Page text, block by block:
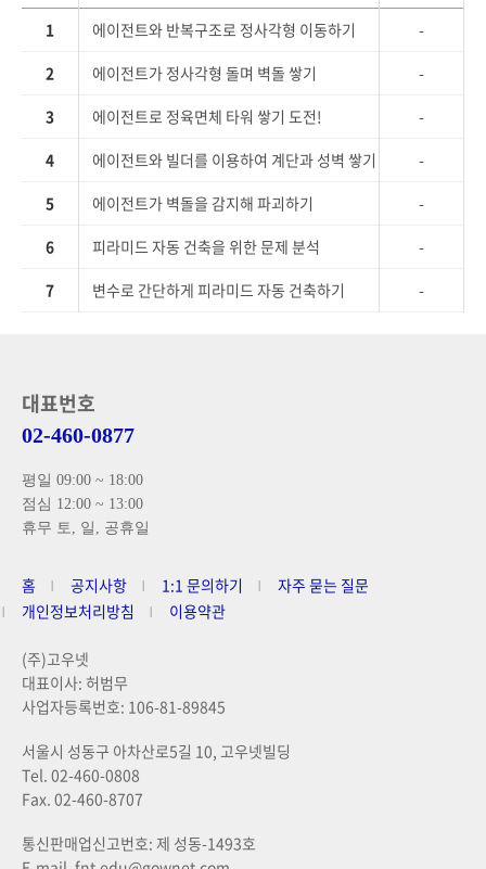
1 에이전트와 반복구조로 정사각형 이동하기
-
2
에이전트가 정사각형 돌며 벽돌 쌓기
-
3
에이전트로 정육면체 타워 쌓기 도전!
-
4
에이전트와 빌더를 이용하여 계단과 성벽 쌓기
-
5
에이전트가 벽돌을 감지해 파괴하기
-
6
피라미드 자동 건축을 위한 문제 분석
-
7
변수로 간단하게 피라미드 자동 건축하기 -
대표번호
02-460-0877
평일 09:00 ~ 18:00
점심 12:00 ~ 13:00
휴무 토, 일, 공휴일
홈 공지사항 1:1 문의하기
자주 묻는 질문
개인정보처리방침
이용약관
(주)고우넷
대표이사: 허범무
사업자등록번호: 106-81-89845
서울시 성동구 아차산로5길 10, 고우넷빌딩
Tel. 02-460-0808
Fax. 02-460-8707
통신판매업신고번호: 제 성동-1493호